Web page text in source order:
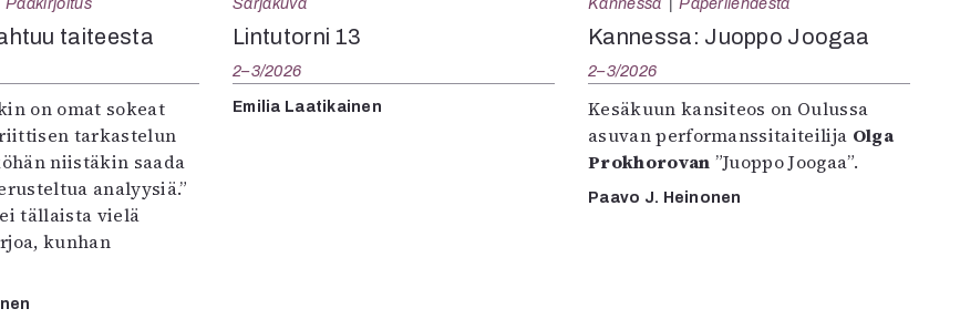
taiteesta
on omat sokeat
tarkastelun
niistäkin saada
analyysiä.”
tällaista vielä
kunhan
Lintutorni 13
2–3/2026
Emilia Laatikainen
Kannessa: Juoppo Joogaa
2–3/2026
Kesäkuun kansiteos on Oulussa
asuvan performanssitaiteilija Olga
Prokhorovan ”Juoppo Joogaa”.
Paavo J. Heinonen